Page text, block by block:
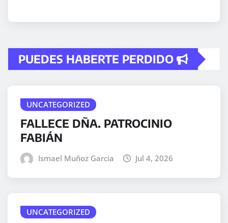
PUEDES HABERTE PERDIDO
UNCATEGORIZED
FALLECE DÑA. PATROCINIO
FABIÁN
Ismael Muñoz Garcia Jul 4, 2026
UNCATEGORIZED